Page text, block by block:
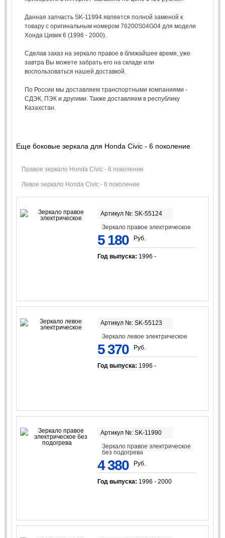
Данная запчасть SK-11994 является полной заменой к
товару с оригинальным номером 76200S04G04 для модели
Хонда Цивик 6 (1996 - 2000).
Сделав заказ на зеркало правое в ближайшее время, уже
завтра Вы можете забрать его на складе или
воспользоваться нашей доставкой.
По России мы доставляем транспортными компаниями -
СДЭК, ПЭК и другими. Также доставляем в республику
Казахстан.
Еще боковые зеркала для Honda Civic - 6 поколение
Правое зеркало Honda Civic - 6 поколение
Левое зеркало Honda Civic - 6 поколение
Артикул №: SK-55124
Зеркало правое электрическое
5 180 Руб.
Год выпуска: 1996 -
Артикул №: SK-55123
Зеркало левое электрическое
5 370 Руб.
Год выпуска: 1996 -
Артикул №: SK-11990
Зеркало правое электрическое
без подогрева
4 380 Руб.
Год выпуска: 1996 - 2000